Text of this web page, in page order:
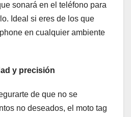
sonará en el teléfono para
Ideal si eres de los que
en cualquier ambiente
y precisión
de que no se
no deseados, el moto tag